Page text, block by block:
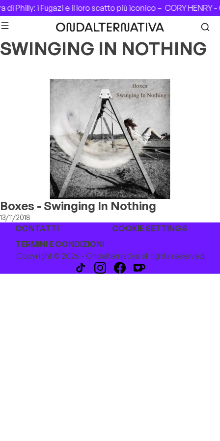
Skip to content
di Philly: i Fugazi e il loro scatto più iconico – CORY HENRY
SWINGING IN NOTHING
Boxes - Swinging In Nothing
13/11/2018
CONTATTI
COOKIE SETTINGS
TERMINI E CONDIZIONI
Copyright © 2026 - Ondalternativa all rights reserved